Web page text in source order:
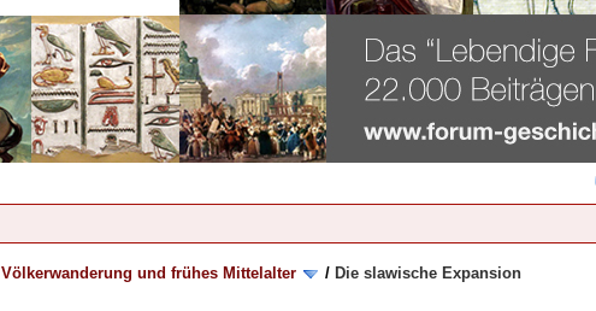
Völkerwanderung und frühes Mittelalter / Die slawische Expansion